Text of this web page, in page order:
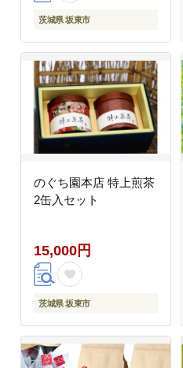
茨城県 坂東市
のぐち園本店 特上煎茶
2缶入セット
15,000円
茨城県 坂東市